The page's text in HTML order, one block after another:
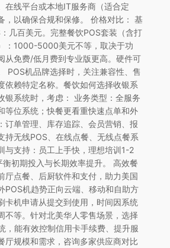
在线平台或本地IT服务商（适合定
，以确保合规和保修。 价格对比： 基
几百美元。完整餐饮POS套装（含打
：1000-5000美元不等，取决于功
从免费/低月费到专业版更高。硬件可
POS机品牌选择时，关注兼容性、售
依赖特定名称。餐饮如何选择收银系
银系统时，考虑： 业务类型：全服务
等位系统；快餐更看重快速点单和外
订单管理、库存追踪、会员营销、报
持无线POS、在线点餐、无线点餐系
与支持：员工上手快，理想培训1-2
衡初期投入与长期效率提升。 高效餐
厅点餐、后厨软件和支付，助力美国
POS机趋势正向云端、移动和自助方
卡机申请从提交到使用，时间因系统
不等。针对北美华人零售场景，选择
，能有效控制信用卡手续费、提升服
厅规模和需求，咨询多家供应商对比